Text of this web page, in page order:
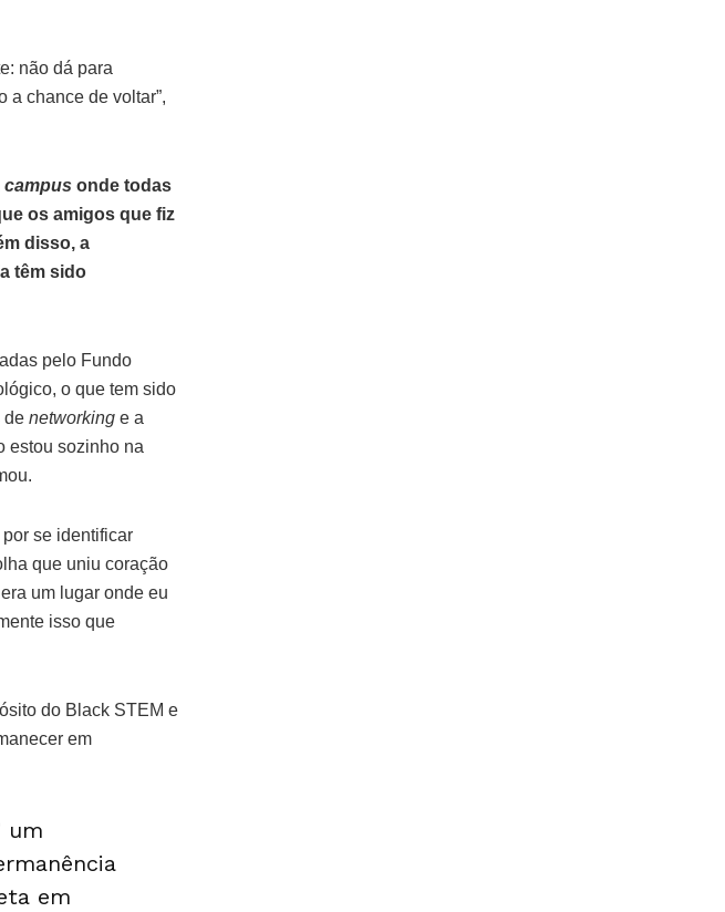
não dá para
a chance de voltar”,
campus onde todas
os amigos que fiz
disso, a
têm sido
pelo Fundo
o que tem sido
de networking e a
estou sozinho na
se identificar
que uniu coração
um lugar onde eu
isso que
do Black STEM e
em
um
em